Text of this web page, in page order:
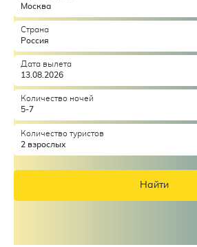
Москва
Страна
Россия
Дата вылета
13.08.2026
Количество ночей
5-7
Количество туристов
2 взрослых
Найти